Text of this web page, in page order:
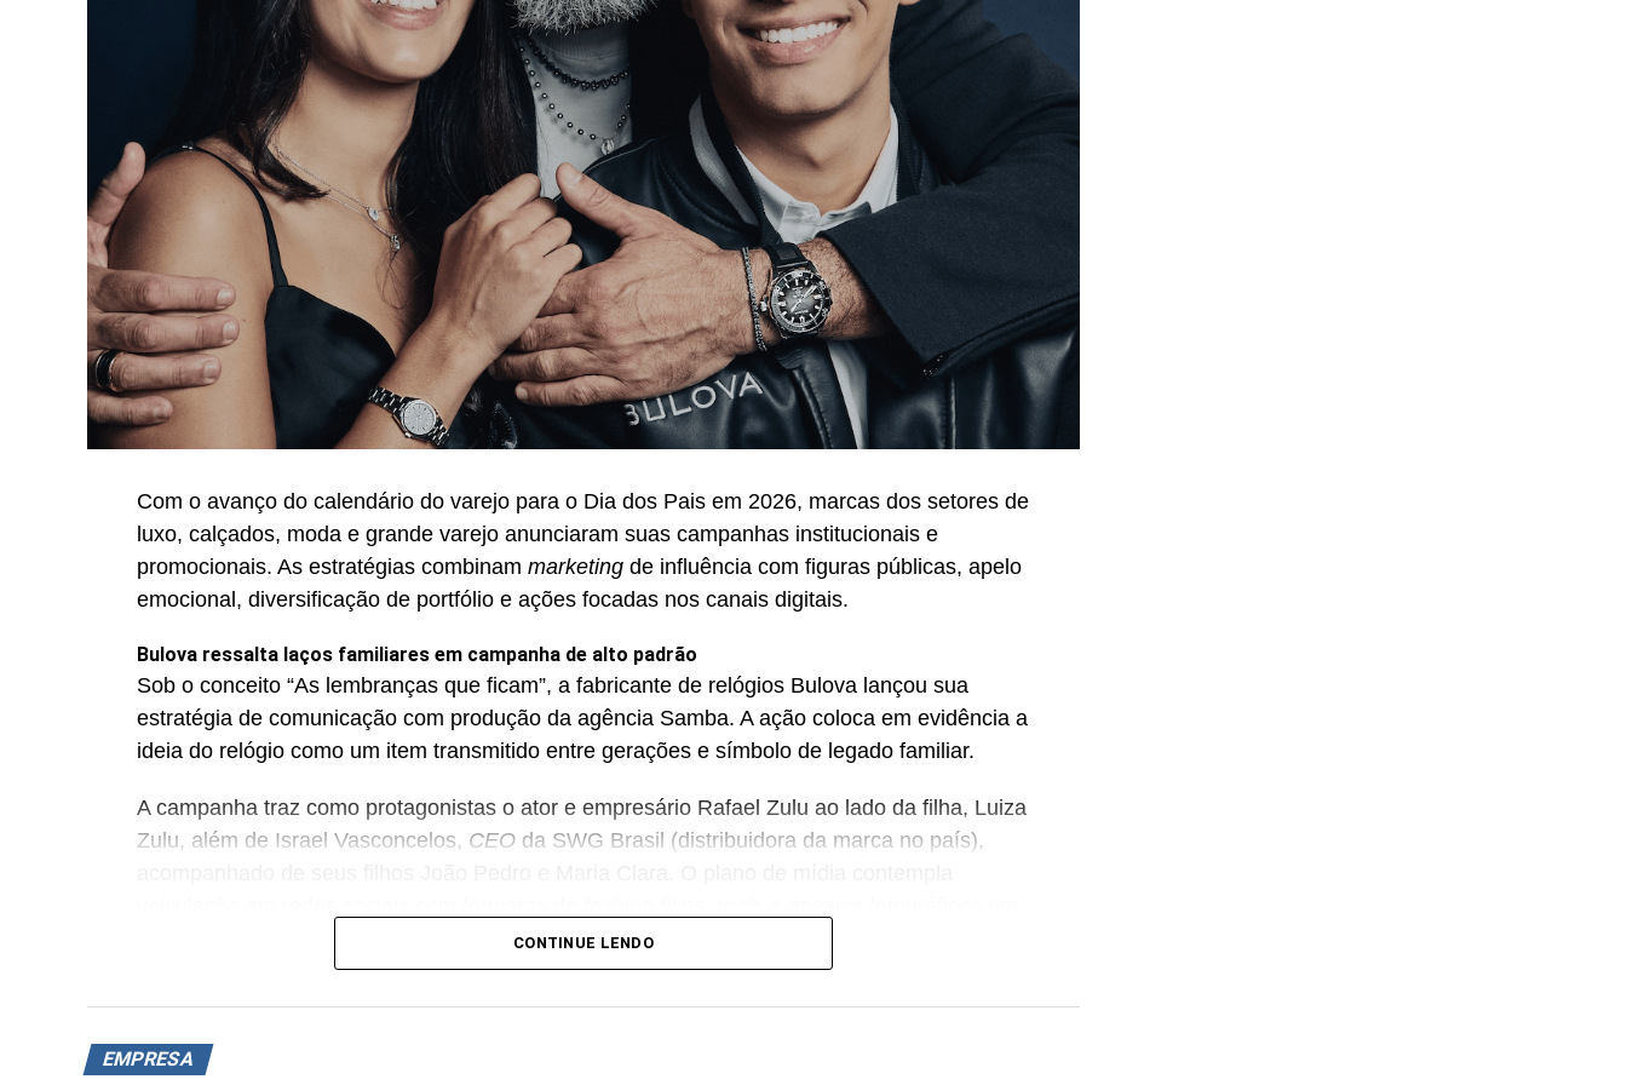
Com o avanço do calendário do varejo para o Dia dos Pais em 2026, marcas dos setores de
luxo, calçados, moda e grande varejo anunciaram suas campanhas institucionais e
promocionais. As estratégias combinam marketing de influência com figuras públicas, apelo
emocional, diversificação de portfólio e ações focadas nos canais digitais.
Bulova ressalta laços familiares em campanha de alto padrão
Sob o conceito “As lembranças que ficam”, a fabricante de relógios Bulova lançou sua
estratégia de comunicação com produção da agência Samba. A ação coloca em evidência a
ideia do relógio como um item transmitido entre gerações e símbolo de legado familiar.
A campanha traz como protagonistas o ator e empresário Rafael Zulu ao lado da filha, Luiza
Zulu, além de Israel Vasconcelos, CEO da SWG Brasil (distribuidora da marca no país),
estilo editorial. Entre os produtos destacados na comunicação estão os modelos Bulova
Prestige e Bulova Marine Star Automático.
A Cartago, marca de calçados casuais, apresentou a campanha “Pai, um caminho que se
CONTINUE LENDO
EMPRESA